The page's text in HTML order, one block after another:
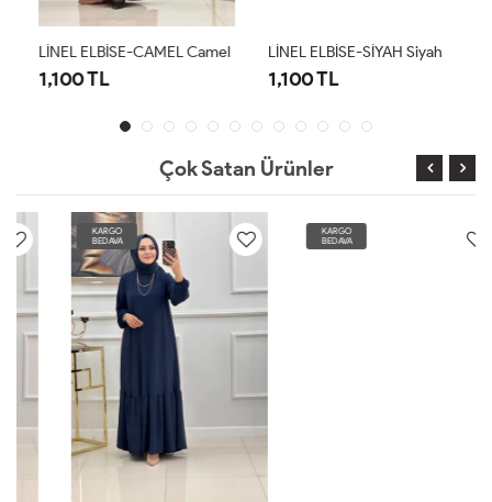
LİNEL ELBİSE-CAMEL Camel
1,100 TL
LİNEL ELBİSE-SİYAH Siyah
1,100 TL
Çok Satan Ürünler
KARGO
BEDAVA